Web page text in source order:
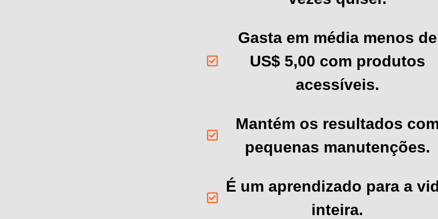
Gasta em média menos de
US$ 5,00 com produtos
acessíveis.
Mantém os resultados
pequenas manutenções.
É um aprendizado para a
inteira.